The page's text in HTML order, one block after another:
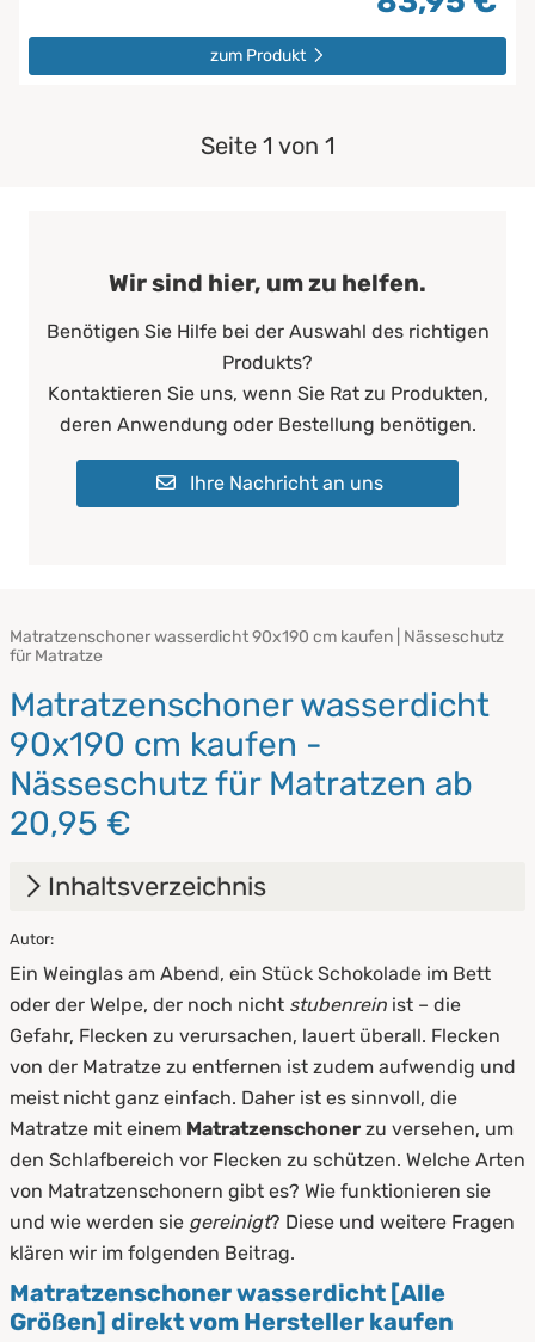
zum Produkt
Seite 1 von 1
Wir sind hier, um zu helfen.
Benötigen Sie Hilfe bei der Auswahl des richtigen
Produkts?
Kontaktieren Sie uns, wenn Sie Rat zu Produkten,
deren Anwendung oder Bestellung benötigen.
Ihre Nachricht an uns
Matratzenschoner wasserdicht 90x190 cm kaufen | Nässeschutz
für Matratze
Matratzenschoner wasserdicht
90x190 cm kaufen -
Nässeschutz für Matratzen ab
20,95 €
Inhaltsverzeichnis
1.
direkt vom Hersteller kaufen
2.
Das sind Matratzenschoner
3. Diese Matratzenschoner bieten wir an
4. So funktionieren Matratzenschoner
5. Funktionsweise
6. So bringen Sie den Matratzenschoner an
7.
Vorteile unserer Matratzenschoner
8. Pflege und Reinigung von
Autor:
Ein Weinglas am Abend, ein Stück Schokolade im Bett
oder der Welpe, der noch nicht stubenrein ist – die
Gefahr, Flecken zu verursachen, lauert überall. Flecken
von der Matratze zu entfernen ist zudem aufwendig und
meist nicht ganz einfach. Daher ist es sinnvoll, die
Matratze mit einem Matratzenschoner zu versehen, um
den Schlafbereich vor Flecken zu schützen. Welche Arten
von Matratzenschonern gibt es? Wie funktionieren sie
und wie werden sie gereinigt? Diese und weitere Fragen
klären wir im folgenden Beitrag.
Matratzenschoner wasserdicht [Alle
Größen] direkt vom Hersteller kaufen